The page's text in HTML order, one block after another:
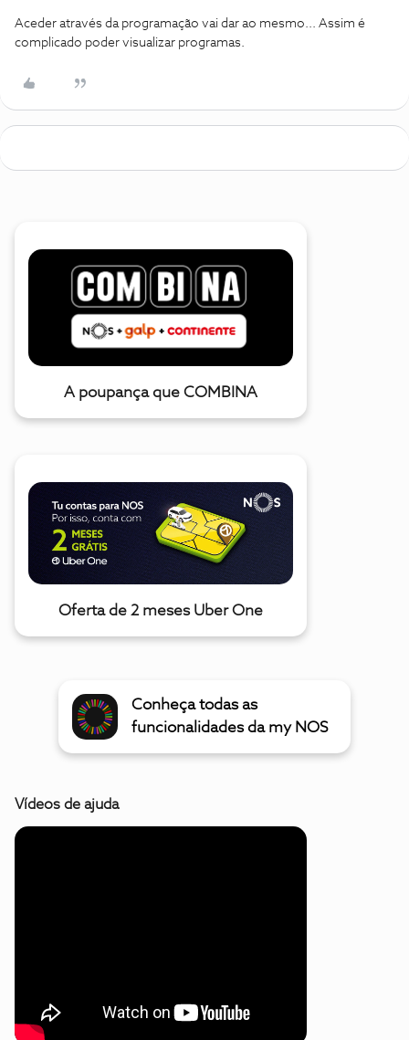
Aceder através da programação vai dar ao mesmo... Assim é
complicado poder visualizar programas.
A poupança que COMBINA
Oferta de 2 meses Uber One
Conheça todas as
funcionalidades da my NOS
Vídeos de ajuda